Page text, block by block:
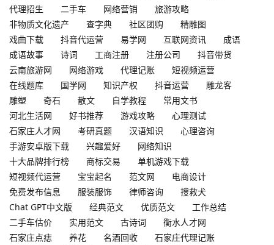
代理招生
二手车 网络营销
旅游攻略
非物质文化遗产
查字典 社区团购
精雕图
戏曲下载
抖音代运营 易学网 互联网资讯
成语
成语故事
诗词 工商注册 注册公司
抖音带货
云南旅游网
网络游戏 代理记账
短视频运营
在线题库
国学网 知识产权 抖音运营
雕龙客
雕塑
奇石 散文 自学教程
常用文书
河北生活网
好书推荐 游戏攻略
心理测试
石家庄人才网
考研真题 汉语知识
心理咨询
手游安卓版下载
兴趣爱好
网络知识
十大品牌排行榜
商标交易
单机游戏下载
短视频代运营
宝宝起名 范文网
电商设计
免费发布信息
服装服饰 律师咨询
搜救犬
Chat GPT中文版
经典范文 优质范文
工作总结
二手车估价
实用范文 古诗词
衡水人才网
石家庄点痣
养花 名酒回收
石家庄代理记账